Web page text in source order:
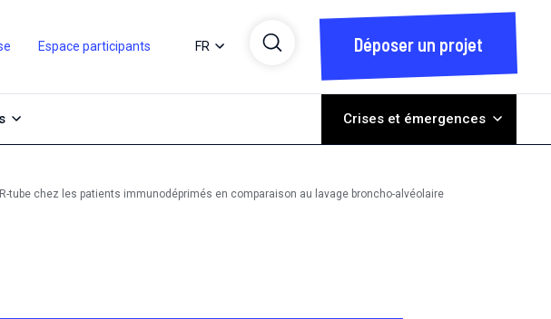
Espace participants FR Déposer un projet
Crises et émergences
tube chez les patients immunodéprimés en comparaison au lavage broncho-alvéolaire